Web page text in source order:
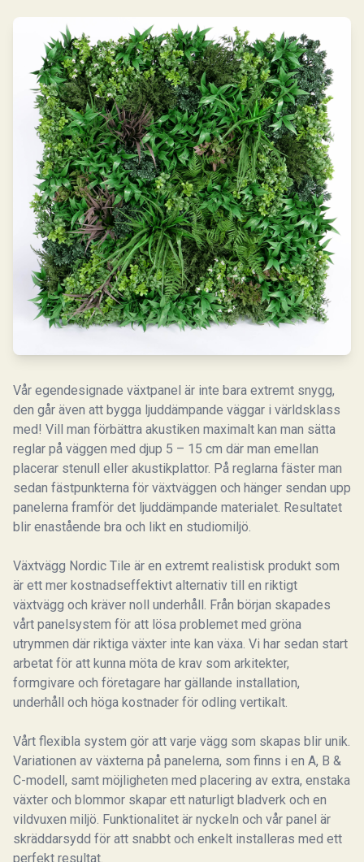
Vår egendesignade växtpanel är inte bara extremt snygg,
den går även att bygga ljuddämpande väggar i världsklass
med! Vill man förbättra akustiken maximalt kan man sätta
reglar på väggen med djup 5 – 15 cm där man emellan
placerar stenull eller akustikplattor. På reglarna fäster man
sedan fästpunkterna för växtväggen och hänger sendan upp
panelerna framför det ljuddämpande materialet. Resultatet
blir enastående bra och likt en studiomiljö.
Växtvägg Nordic Tile är en extremt realistisk produkt som
är ett mer kostnadseffektivt alternativ till en riktigt
växtvägg och kräver noll underhåll. Från början skapades
vårt panelsystem för att lösa problemet med gröna
utrymmen där riktiga växter inte kan växa. Vi har sedan start
arbetat för att kunna möta de krav som arkitekter,
formgivare och företagare har gällande installation,
underhåll och höga kostnader för odling vertikalt.
Vårt flexibla system gör att varje vägg som skapas blir unik.
Variationen av växterna på panelerna, som finns i en A, B &
C-modell, samt möjligheten med placering av extra, enstaka
växter och blommor skapar ett naturligt bladverk och en
vildvuxen miljö. Funktionalitet är nyckeln och vår panel är
skräddarsydd för att snabbt och enkelt installeras med ett
perfekt resultat.